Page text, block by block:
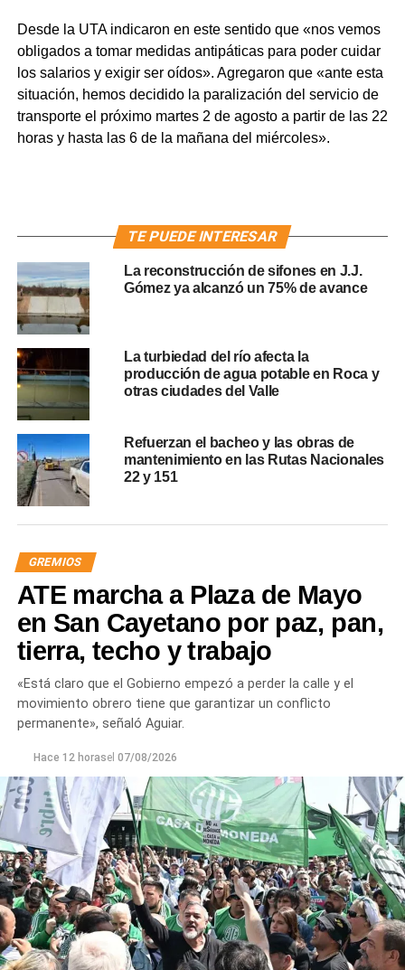
Desde la UTA indicaron en este sentido que «nos vemos
obligados a tomar medidas antipáticas para poder cuidar
los salarios y exigir ser oídos». Agregaron que «ante esta
situación, hemos decidido la paralización del servicio de
transporte el próximo martes 2 de agosto a partir de las 22
horas y hasta las 6 de la mañana del miércoles».
TE PUEDE INTERESAR
La reconstrucción de sifones en J.J.
Gómez ya alcanzó un 75% de avance
La turbiedad del río afecta la
producción de agua potable en Roca y
otras ciudades del Valle
Refuerzan el bacheo y las obras de
mantenimiento en las Rutas Nacionales
22 y 151
GREMIOS
ATE marcha a Plaza de Mayo
en San Cayetano por paz, pan,
tierra, techo y trabajo
«Está claro que el Gobierno empezó a perder la calle y el
movimiento obrero tiene que garantizar un conflicto
permanente», señaló Aguiar.
Hace 12 horasel 07/08/2026